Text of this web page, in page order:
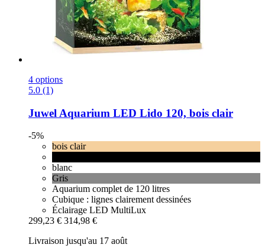
4 options
5.0 (1)
Juwel Aquarium LED Lido 120, bois clair
-5%
bois clair
blanc
Gris
Aquarium complet de 120 litres
Cubique : lignes clairement dessinées
Éclairage LED MultiLux
299,23 € 314,98 €
Livraison jusqu'au 17 août